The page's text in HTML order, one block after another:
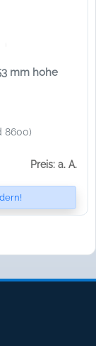
mm hohe
8600)
Preis: a. A.